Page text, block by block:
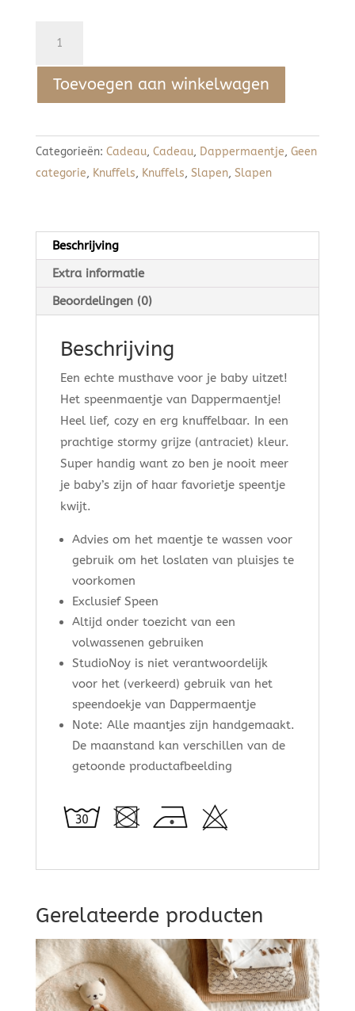
Toevoegen aan winkelwagen
Categorieën: Cadeau, Cadeau, Dappermaentje, Geen
categorie, Knuffels, Knuffels, Slapen, Slapen
Beschrijving
Extra informatie
Beoordelingen (0)
Beschrijving
Een echte musthave voor je baby uitzet!
Het speenmaentje van Dappermaentje!
Heel lief, cozy en erg knuffelbaar. In een
prachtige stormy grijze (antraciet) kleur.
Super handig want zo ben je nooit meer
je baby’s zijn of haar favorietje speentje
kwijt.
Advies om het maentje te wassen voor
gebruik om het loslaten van pluisjes te
voorkomen
Exclusief Speen
Altijd onder toezicht van een
volwassenen gebruiken
StudioNoy is niet verantwoordelijk
voor het (verkeerd) gebruik van het
speendoekje van Dappermaentje
Note: Alle maantjes zijn handgemaakt.
De maanstand kan verschillen van de
getoonde productafbeelding
Gerelateerde producten